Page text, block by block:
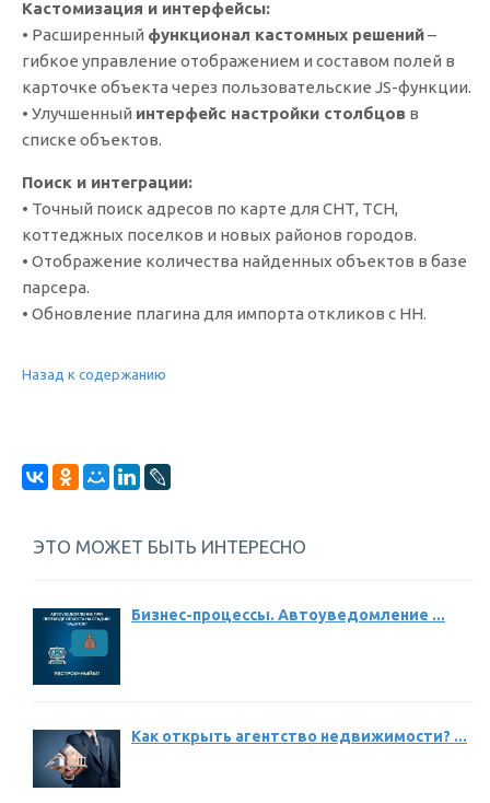
Кастомизация и интерфейсы:
• Расширенный функционал кастомных решений–
гибкое управление отображением и составом полей в
карточке объекта через пользовательские JS-функции.
• Улучшенный интерфейс настройки столбцов в
списке объектов.
Поиск и интеграции:
• Точный поиск адресов по карте для СНТ, ТСН,
коттеджных поселков и новых районов городов.
• Отображение количества найденных объектов в базе
парсера.
• Обновление плагина для импорта откликов с HH.
Назад к содержанию
ЭТО МОЖЕТ БЫТЬ ИНТЕРЕСНО
Бизнес-процессы. Автоуведомление ...
Как открыть агентство недвижимости? ...